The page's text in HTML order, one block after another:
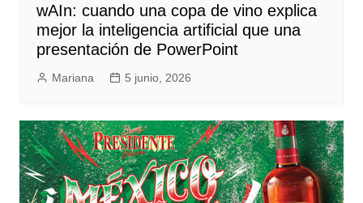
wAIn: cuando una copa de vino explica
mejor la inteligencia artificial que una
presentación de PowerPoint
Mariana 5 junio, 2026